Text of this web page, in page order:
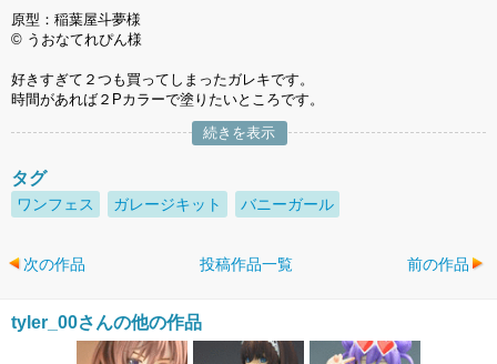
原型：稲葉屋斗夢様
© うおなてれぴん様
好きすぎて２つも買ってしまったガレキです。
時間があれば２Pカラーで塗りたいところです。
続きを表示
タグ
ワンフェス ガレージキット バニーガール
次の作品 投稿作品一覧 前の作品
tyler_00さんの他の作品